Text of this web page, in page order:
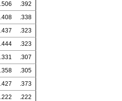
.506
.392
.408
.338
.437
.323
.444
.323
.331
.307
.358
.305
.427
.373
.222
.222